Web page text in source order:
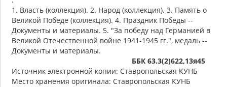
1. Власть (коллекция). 2. Народ (коллекция). 3. Память о
Великой Победе (коллекция). 4. Праздник Победы --
Документы и материалы. 5. "За победу над Германией в
Великой Отечественной войне 1941-1945 гг.", медаль --
Документы и материалы.
ББК 63.3(2)622,13я45
Источник электронной копии: Ставропольская КУНБ
Место хранения оригинала: Ставропольская КУНБ